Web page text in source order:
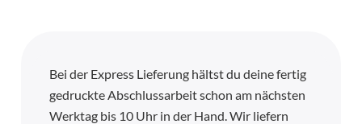
Bei der Express Lieferung hältst du deine fertig
gedruckte Abschlussarbeit schon am nächsten
Werktag bis 10 Uhr in der Hand. Wir liefern